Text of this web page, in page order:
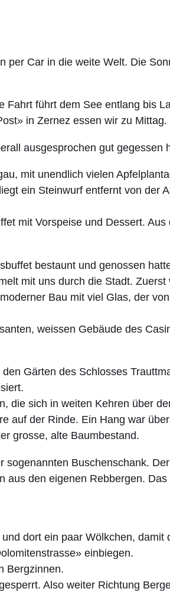
Car in die weite Welt. Die
führt dem See entlang bis
in Zernez essen wir zu Mittag.
ausgesprochen gut gegessen
mit unendlich vielen
ein Steinwurf entfernt von der
mit Vorspeise und Dessert.
bestaunt und genossen
mit uns durch die Stadt.
Bau mit viel Glas, der
weissen Gebäude des
Gärten des Schlosses
die sich in weiten Kehren über
auf der Rinde. Ein Hang war
grosse, alte Baumbestand.
Buschenschank.
den eigenen Rebbergen.
dort ein paar Wölkchen, damit
einbiegen.
Bergzinnen.
Also weiter Richtung